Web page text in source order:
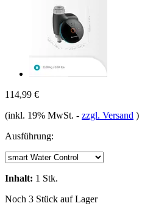
114,99 €
(inkl. 19% MwSt. - zzgl. Versand )
Ausführung:
Inhalt: 1 Stk.
Noch 3 Stück auf Lager